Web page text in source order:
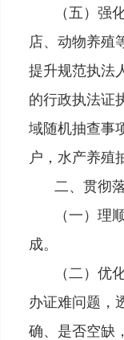
（五）强
店、动物养殖
提升规范执法
的行政执法证
域随机抽查事
户，水产养殖
二、贯彻
（一）理
成。
（二）优
办证难问题，
确、是否空缺